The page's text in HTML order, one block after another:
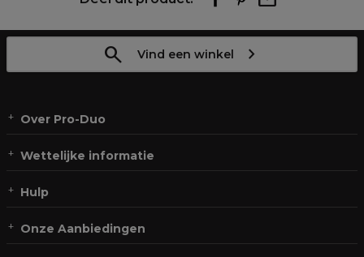
Vind een winkel
Over Pro-Duo
Wettelijke informatie
Hulp
Onze Aanbiedingen